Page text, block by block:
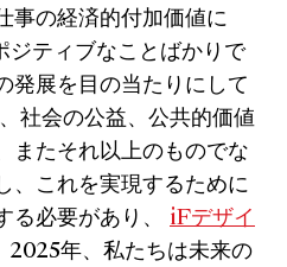
事の経済的付加価値に
ティブなことばかりで
発展を目の当たりにして
社会の公益、公共的価値
またそれ以上のものでな
、これを実現するために
る必要があり、 iFデザイ
2025年、私たちは未来の